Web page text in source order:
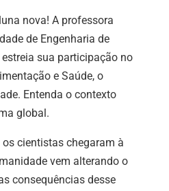
nova! A professora
de Engenharia de
sua participação no
e Saúde, o
Entenda o contexto
global.
os cientistas chegaram à
vem alterando o
consequências desse